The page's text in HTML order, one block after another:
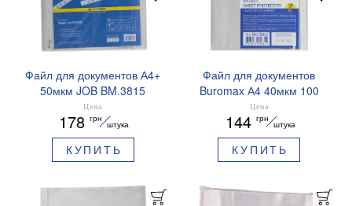
Файл для документов А4+
50мкм JOB BM.3815
Buromax
Цена
178 грн
штука
КУПИТЬ
Файл для документов
Buromax А4 40мкм 100
шт.BM.3805
Цена
144 грн
штука
КУПИТЬ